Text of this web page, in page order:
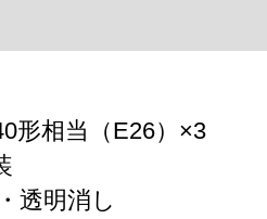
形相当（E26）×3
透明消し